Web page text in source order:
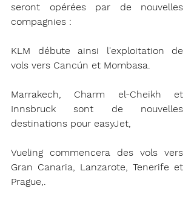
seront opérées par de nouvelles
compagnies :
KLM débute ainsi l'exploitation de
vols vers Cancún et Mombasa.
Marrakech, Charm el-Cheikh et
Innsbruck sont de nouvelles
destinations pour easyJet,
Vueling commencera des vols vers
Gran Canaria, Lanzarote, Tenerife et
Prague,.